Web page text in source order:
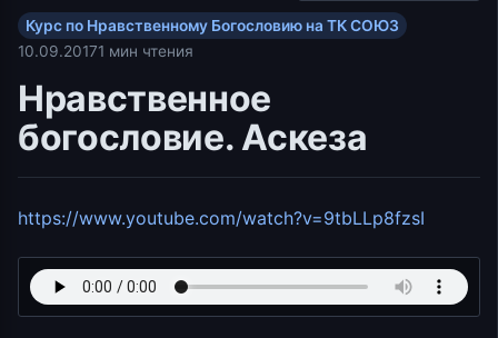
Курс по Нравственному Богословию на ТК СОЮЗ
10.09.20171 мин чтения
Нравственное
богословие. Аскеза
https://www.youtube.com/watch?v=9tbLLp8fzsI